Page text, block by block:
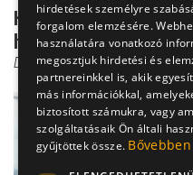
Hajhullás fiatalon: így
háttérben
Dr. Tisza Tímea
hirdetések személyre
forgalom elemzésére.
használatára vonatkozó
megosztjuk hirdetési és
partnereinkkel is, akik
más információkkal,
biztosított számukra, vagy
szolgáltatásaik Ön általi
gyűjtöttek össze. Bővebben